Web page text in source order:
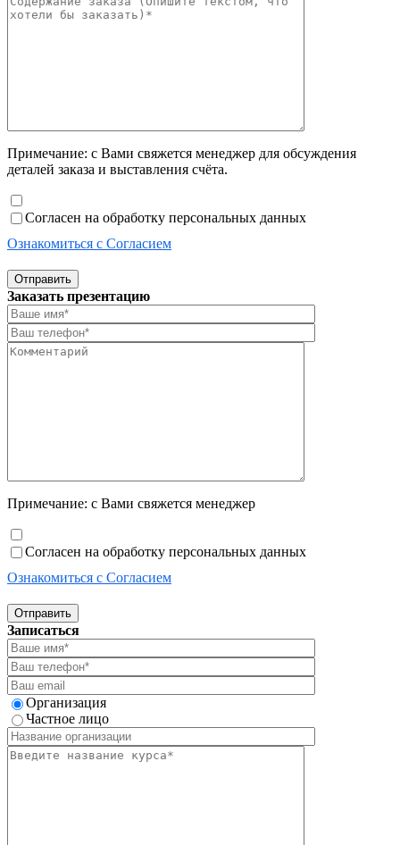
Примечание: с Вами свяжется менеджер для обсуждения
деталей заказа и выставления счёта.
Согласен на обработку персональных данных
Ознакомиться с Согласием
Отправить
Заказать презентацию
Примечание: с Вами свяжется менеджер
Согласен на обработку персональных данных
Ознакомиться с Согласием
Отправить
Записаться
Организация
Частное лицо